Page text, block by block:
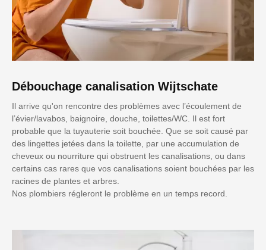
Débouchage canalisation Wijtschate
Il arrive qu'on rencontre des problèmes avec l’écoulement de
l’évier/lavabos, baignoire, douche, toilettes/WC. Il est fort
probable que la tuyauterie soit bouchée. Que se soit causé par
des lingettes jetées dans la toilette, par une accumulation de
cheveux ou nourriture qui obstruent les canalisations, ou dans
certains cas rares que vos canalisations soient bouchées par les
racines de plantes et arbres.
Nos plombiers régleront le problème en un temps record.